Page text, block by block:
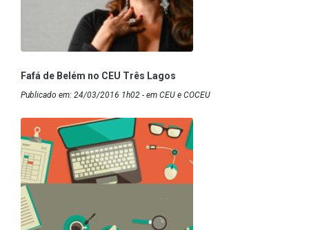
Fafá de Belém no CEU Três Lagos
Publicado em: 24/03/2016 1h02 - em CEU e COCEU